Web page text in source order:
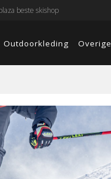
beste skishop
Outdoorkleding Overige